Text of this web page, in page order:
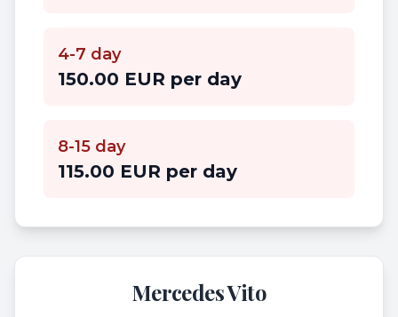
4-7 day
150.00 EUR per day
8-15 day
115.00 EUR per day
Mercedes Vito